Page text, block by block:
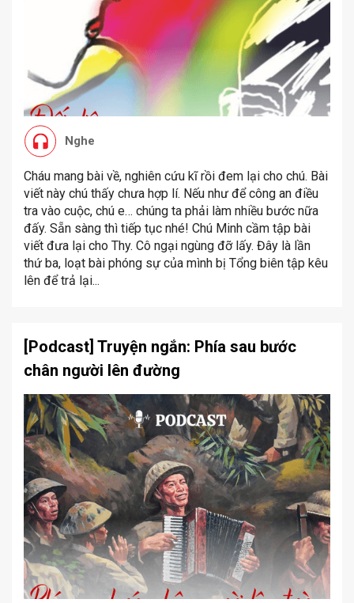
Nghe
Cháu mang bài về, nghiên cứu kĩ rồi đem lại cho chú. Bài
viết này chú thấy chưa hợp lí. Nếu như để công an điều
tra vào cuộc, chú e… chúng ta phải làm nhiều bước nữa
đấy. Sẵn sàng thì tiếp tục nhé! Chú Minh cầm tập bài
viết đưa lại cho Thy. Cô ngại ngùng đỡ lấy. Đây là lần
thứ ba, loạt bài phóng sự của mình bị Tổng biên tập kêu
lên để trả lại...
[Podcast] Truyện ngắn: Phía sau bước
chân người lên đường